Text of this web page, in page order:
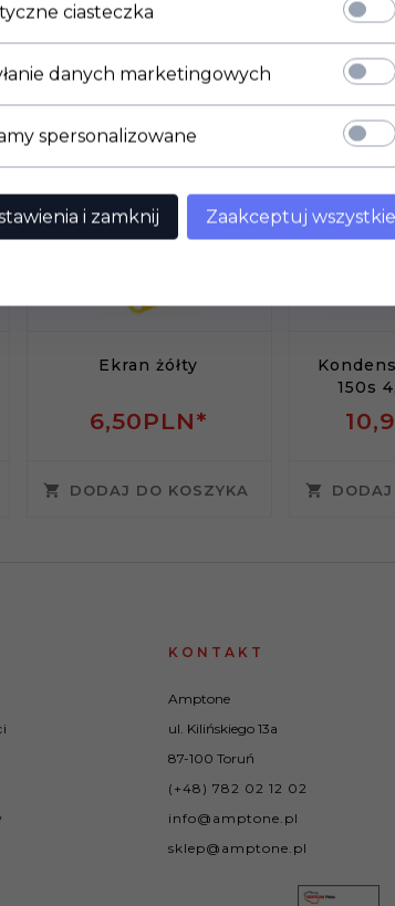
również...
Ekran żółty
6,50PLN*
DODAJ DO KOSZYKA
150s
10,
KONTAKT
Amptone
ul. Kilińskiego 13a
87-100 Toruń
(+48) 782 02 12 02
info@amptone.pl
sklep@amptone.pl
ciasteczka
danych marketingowych
spersonalizowane
i zamknij Zaakceptuj wszystkie